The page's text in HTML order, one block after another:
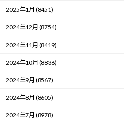
2025年1月 (8451)
2024年12月 (8754)
2024年11月 (8419)
2024年10月 (8836)
2024年9月 (8567)
2024年8月 (8605)
2024年7月 (8978)